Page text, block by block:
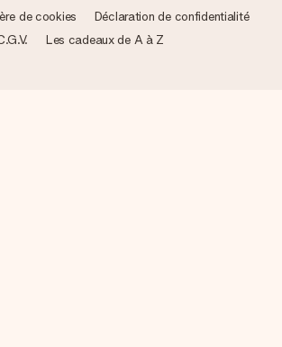
de cookies
Déclaration de confidentialité
Les cadeaux de A à Z